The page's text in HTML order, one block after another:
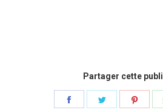
Partager cette
Partager Partager